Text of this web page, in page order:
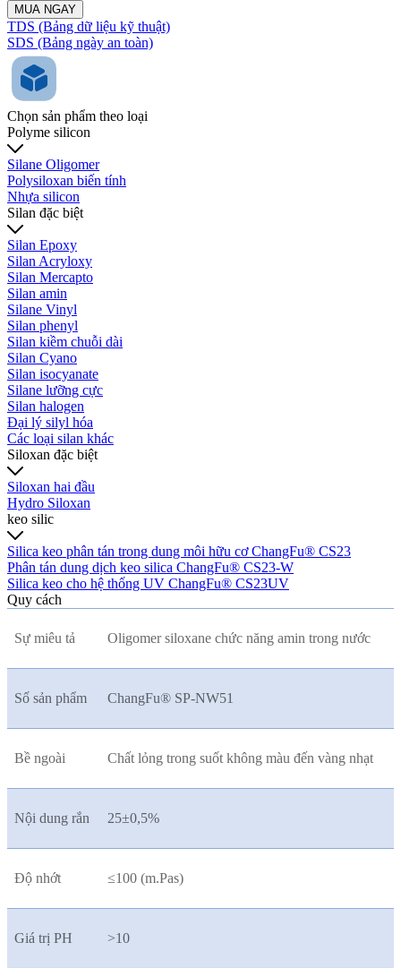
MUA NGAY
TDS (Bảng dữ liệu kỹ thuật)
SDS (Bảng ngày an toàn)
Chọn sản phẩm theo loại
Polyme silicon
Silane Oligomer
Polysiloxan biến tính
Nhựa silicon
Silan đặc biệt
Silan Epoxy
Silan Acryloxy
Silan Mercapto
Silan amin
Silane Vinyl
Silan phenyl
Silan kiềm chuỗi dài
Silan Cyano
Silan isocyanate
Silane lưỡng cực
Silan halogen
Đại lý silyl hóa
Các loại silan khác
Siloxan đặc biệt
Siloxan hai đầu
Hydro Siloxan
keo silic
Silica keo phân tán trong dung môi hữu cơ ChangFu® CS23
Phân tán dung dịch keo silica ChangFu® CS23-W
Silica keo cho hệ thống UV ChangFu® CS23UV
Quy cách
Sự miêu tả Oligomer siloxane chức năng amin trong nước
Số sản phẩm ChangFu® SP-NW51
Bề ngoài Chất lỏng trong suốt không màu đến vàng nhạt
Nội dung rắn 25±0,5%
Độ nhớt ≤100 (m.Pas)
Giá trị PH >10